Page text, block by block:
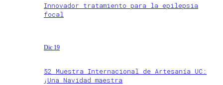
Innovador tratamiento para la epilepsia
focal
Dic 19
52 Muestra Internacional de Artesanía UC:
¡Una Navidad maestra